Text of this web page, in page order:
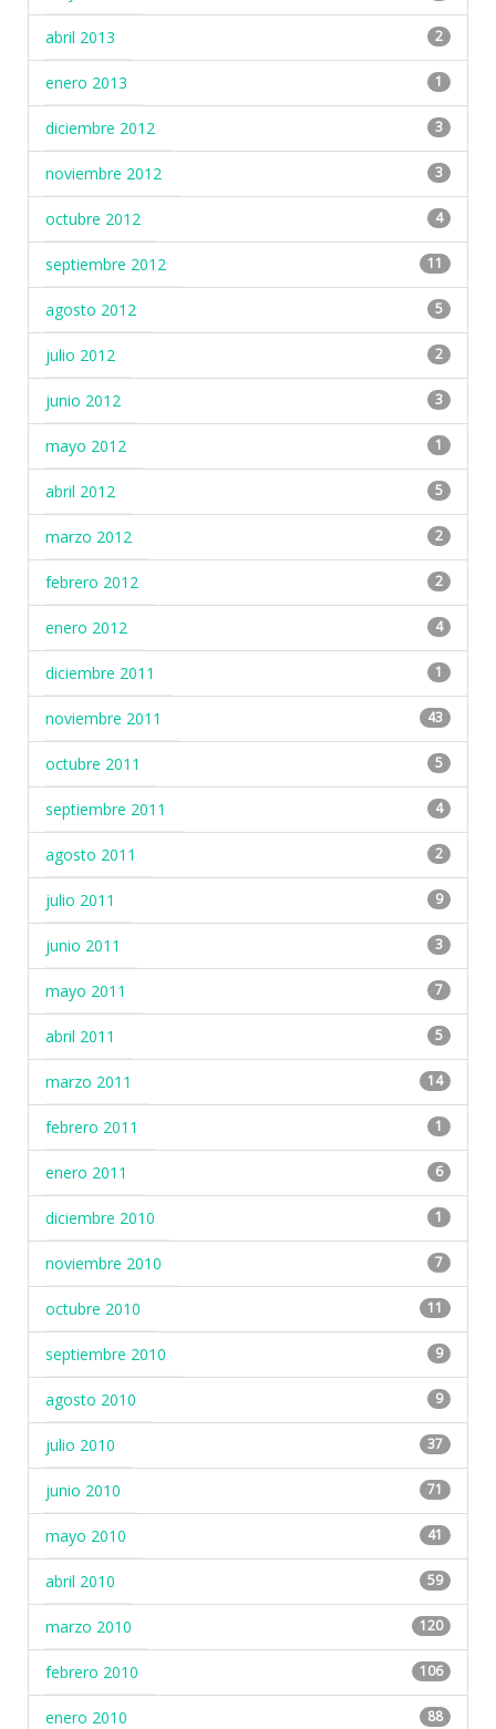
abril 2013 2
enero 2013 1
diciembre 2012 3
noviembre 2012 3
octubre 2012 4
septiembre 2012 11
agosto 2012 5
julio 2012 2
junio 2012 3
mayo 2012 1
abril 2012 5
marzo 2012 2
febrero 2012 2
enero 2012 4
diciembre 2011 1
noviembre 2011 43
octubre 2011 5
septiembre 2011 4
agosto 2011 2
julio 2011 9
junio 2011 3
mayo 2011 7
abril 2011 5
marzo 2011 14
febrero 2011 1
enero 2011 6
diciembre 2010 1
noviembre 2010 7
octubre 2010 11
septiembre 2010 9
agosto 2010 9
julio 2010 37
junio 2010 71
mayo 2010 41
abril 2010 59
marzo 2010 120
febrero 2010 106
enero 2010 88